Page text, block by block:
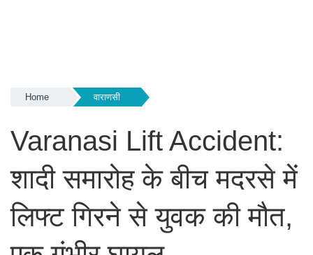
Home वाराणसी
Varanasi Lift Accident:
शादी समारोह के बीच मदरसे में
लिफ्ट गिरने से युवक की मौत,